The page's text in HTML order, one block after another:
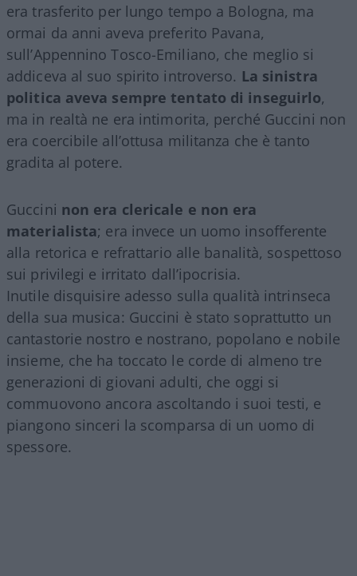
era trasferito per lungo tempo a Bologna, ma
ormai da anni aveva preferito Pavana,
sull’Appennino Tosco-Emiliano, che meglio si
addiceva al suo spirito introverso. La sinistra
politica aveva sempre tentato di inseguirlo,
ma in realtà ne era intimorita, perché Guccini non
era coercibile all’ottusa militanza che è tanto
gradita al potere.
Guccini non era clericale e non era
materialista; era invece un uomo insofferente
alla retorica e refrattario alle banalità, sospettoso
sui privilegi e irritato dall’ipocrisia.
Inutile disquisire adesso sulla qualità intrinseca
della sua musica: Guccini è stato soprattutto un
cantastorie nostro e nostrano, popolano e nobile
insieme, che ha toccato le corde di almeno tre
generazioni di giovani adulti, che oggi si
commuovono ancora ascoltando i suoi testi, e
piangono sinceri la scomparsa di un uomo di
spessore.